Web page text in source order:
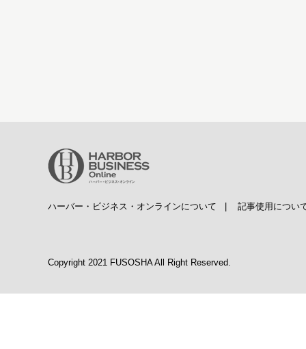
ハーバー・ビジネス・オンラインについて 記事使用につい
Copyright 2021 FUSOSHA All Right Reserved.